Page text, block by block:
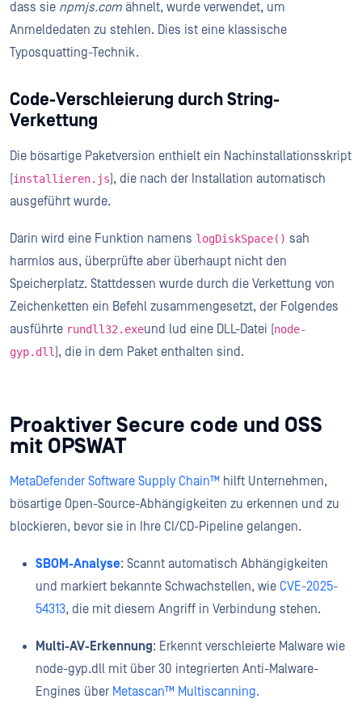
dass sie npmjs.com ähnelt, wurde verwendet, um
Anmeldedaten zu stehlen. Dies ist eine klassische
Typosquatting-Technik.
Code-Verschleierung durch String-
Verkettung
Die bösartige Paketversion enthielt ein Nachinstallationsskript
(installieren.js), die nach der Installation automatisch
ausgeführt wurde.
Darin wird eine Funktion namens logDiskSpace() sah
harmlos aus, überprüfte aber überhaupt nicht den
Speicherplatz. Stattdessen wurde durch die Verkettung von
Zeichenketten ein Befehl zusammengesetzt, der Folgendes
ausführte rundll32.exeund lud eine DLL-Datei (node-
gyp.dll), die in dem Paket enthalten sind.
Proaktiver Secure code und OSS
mit OPSWAT
MetaDefender Software Supply Chain™ hilft Unternehmen,
bösartige Open-Source-Abhängigkeiten zu erkennen und zu
blockieren, bevor sie in Ihre CI/CD-Pipeline gelangen.
SBOM-Analyse: Scannt automatisch Abhängigkeiten
und markiert bekannte Schwachstellen, wie CVE-2025-
54313, die mit diesem Angriff in Verbindung stehen.
Multi-AV-Erkennung: Erkennt verschleierte Malware wie
node-gyp.dll mit über 30 integrierten Anti-Malware-
Engines über Metascan™ Multiscanning.